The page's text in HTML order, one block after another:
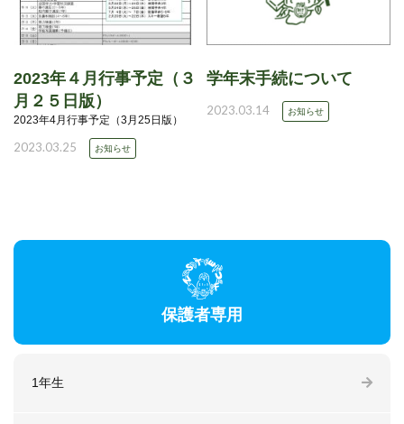
2023年４月行事予定（３
月２５日版）
2023年4月行事予定（3月25日版）
2023.03.25 お知らせ
学年末手続について
2023.03.14 お知らせ
保護者専用
1年生